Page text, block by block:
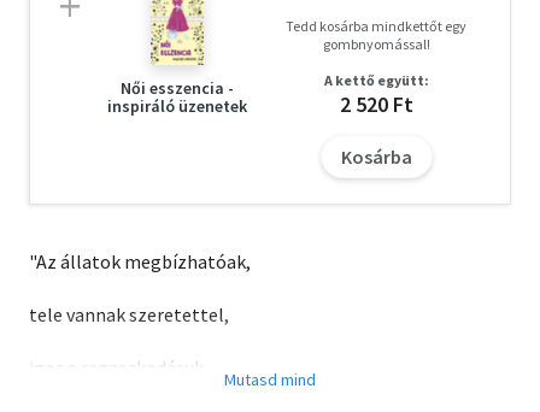
Női esszencia -
inspiráló üzenetek
Tedd kosárba mindkettőt egy
gombnyomással!
A kettő együtt:
2 520 Ft
Kosárba
"Az állatok megbízhatóak,
tele vannak szeretettel,
igaz a ragaszkodásuk,